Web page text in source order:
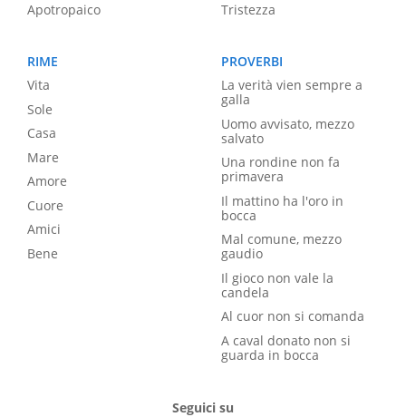
Apotropaico
Tristezza
RIME
Vita
Sole
Casa
Mare
Amore
Cuore
Amici
Bene
PROVERBI
La verità vien sempre a
galla
Uomo avvisato, mezzo
salvato
Una rondine non fa
primavera
Il mattino ha l'oro in
bocca
Mal comune, mezzo
gaudio
Il gioco non vale la
candela
Al cuor non si comanda
A caval donato non si
guarda in bocca
Seguici su